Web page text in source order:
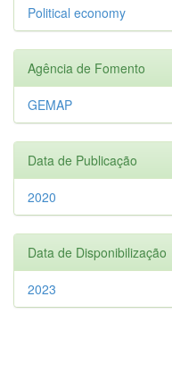
Political economy
Agência de Fomento
GEMAP
Data de Publicação
2020
Data de Disponibilização
2023